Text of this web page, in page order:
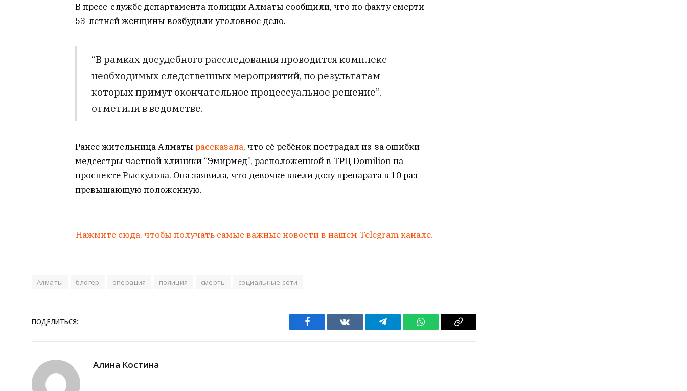
В пресс-службе департамента полиции Алматы сообщили, что по факту смерти
53-летней женщины возбудили уголовное дело.
“В рамках досудебного расследования проводится комплекс
необходимых следственных мероприятий, по результатам
которых примут окончательное процессуальное решение”, –
отметили в ведомстве.
Ранее жительница Алматы рассказала, что её ребёнок пострадал из-за ошибки
медсестры частной клиники “Эмирмед”, расположенной в ТРЦ Domilion на
проспекте Рыскулова. Она заявила, что девочке ввели дозу препарата в 10 раз
превышающую положенную.
Нажмите сюда, чтобы получать самые важные новости в нашем Telegram канале.
Алматы блогер операция полиция смерть социальные сети
ПОДЕЛИТЬСЯ:
Facebook VKontakteTelegram WhatsAppCopy
Алина Костина